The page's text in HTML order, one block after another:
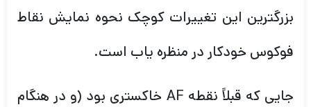
بزرگترین این تغییرات کوچک نحوه نمایش نقاط
فوکوس خودکار در منظره یاب است.
جایی که قبلاً نقطه AF خاکستری بود (و در هنگام